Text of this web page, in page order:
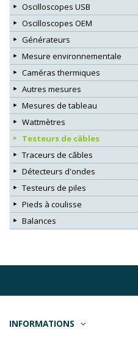
Oscilloscopes USB
Oscilloscopes OEM
Générateurs
Mesure environnementale
Caméras thermiques
Autres mesures
Mesures de tableau
Wattmètres
Testeurs de câbles
Traceurs de câbles
Détecteurs d'ondes
Testeurs de piles
Pieds à coulisse
Balances
INFORMATIONS